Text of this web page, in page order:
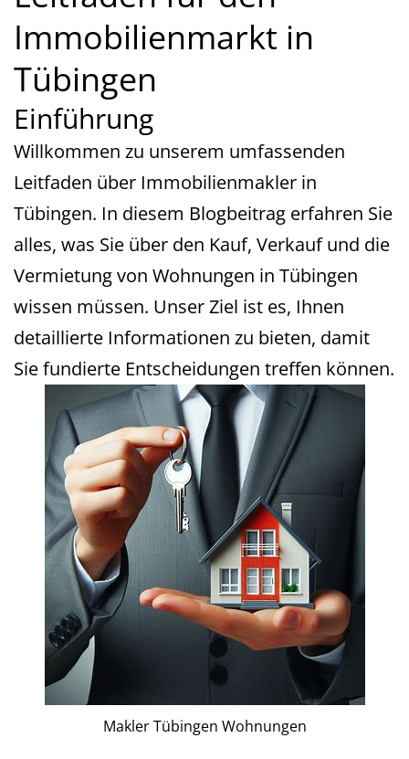
Immobilienmarkt in
Tübingen
Einführung
Willkommen zu unserem umfassenden
Leitfaden über Immobilienmakler in
Tübingen. In diesem Blogbeitrag erfahren Sie
alles, was Sie über den Kauf, Verkauf und die
Vermietung von Wohnungen in Tübingen
wissen müssen. Unser Ziel ist es, Ihnen
detaillierte Informationen zu bieten, damit
Sie fundierte Entscheidungen treffen können.
Makler Tübingen Wohnungen